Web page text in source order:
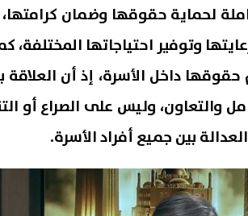
لحماية حقوقها وضمان كرامتها،
وتوفير احتياجاتها المختلفة،
داخل الأسرة، إذ أن العلاقة
والتعاون، وليس على الصراع أو
بين جميع أفراد الأسرة.